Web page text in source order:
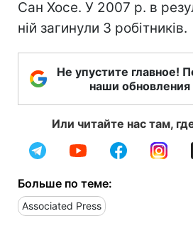
Сан Хосе. У 2007 р. в
ній загинули 3 робітників.
Не упустите главное!
наши обновления
Или читайте нас там,
Больше по теме:
Associated Press